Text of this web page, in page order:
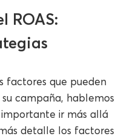
ROAS:
factores que pueden
campaña, hablemos
ir más allá
detalle los factores